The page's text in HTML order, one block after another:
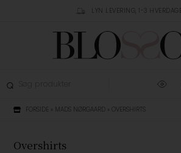
LYN LEVERING, 1-3 HVERDAGE
FORSIDE » MADS NØRGAARD » OVERSHIRTS
Overshirts